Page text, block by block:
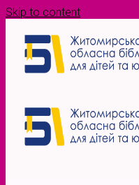
Skip to content